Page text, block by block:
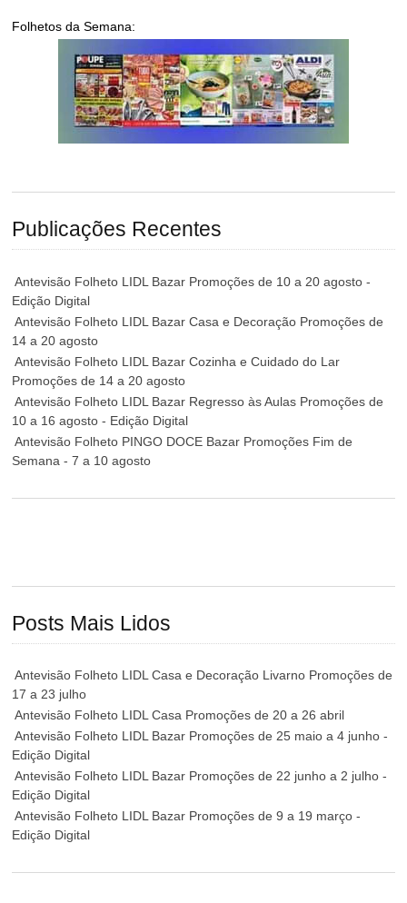
Folhetos da Semana:
Publicações Recentes
Antevisão Folheto LIDL Bazar Promoções de 10 a 20 agosto -
Edição Digital
Antevisão Folheto LIDL Bazar Casa e Decoração Promoções de
14 a 20 agosto
Antevisão Folheto LIDL Bazar Cozinha e Cuidado do Lar
Promoções de 14 a 20 agosto
Antevisão Folheto LIDL Bazar Regresso às Aulas Promoções de
10 a 16 agosto - Edição Digital
Antevisão Folheto PINGO DOCE Bazar Promoções Fim de
Semana - 7 a 10 agosto
Posts Mais Lidos
Antevisão Folheto LIDL Casa e Decoração Livarno Promoções de
17 a 23 julho
Antevisão Folheto LIDL Casa Promoções de 20 a 26 abril
Antevisão Folheto LIDL Bazar Promoções de 25 maio a 4 junho -
Edição Digital
Antevisão Folheto LIDL Bazar Promoções de 22 junho a 2 julho -
Edição Digital
Antevisão Folheto LIDL Bazar Promoções de 9 a 19 março -
Edição Digital